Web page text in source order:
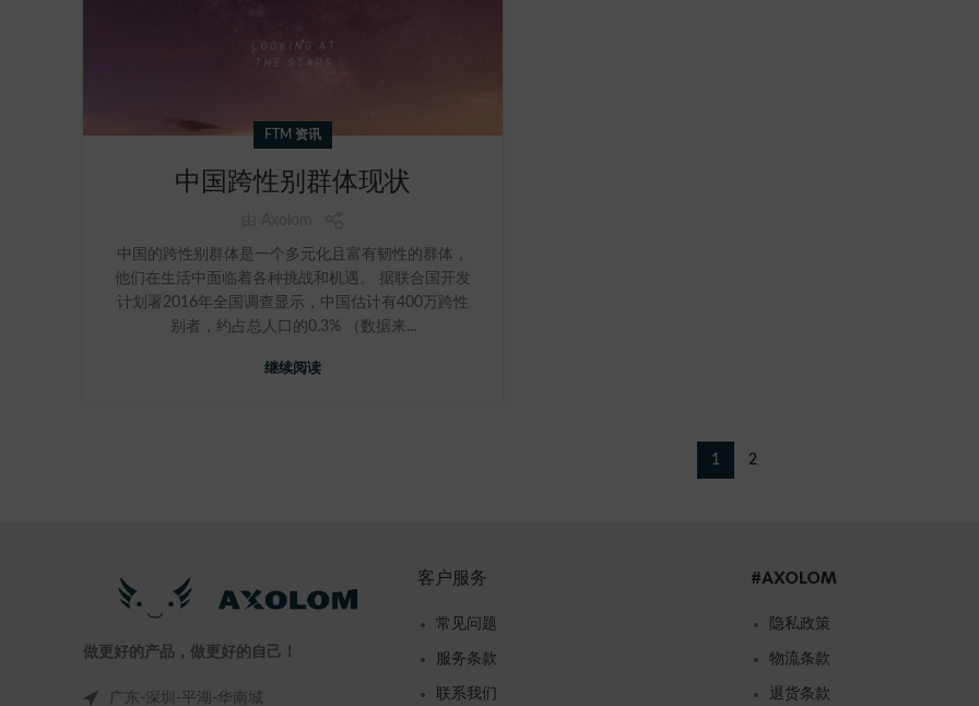
FTM 资讯
中国跨性别群体现状
中国的跨性别群体是一个多元化且富有韧性的群体，
他们在生活中面临着各种挑战和机遇。 据联合国开发
计划署2016年全国调查显示，中国估计有400万跨性
别者，约占总人口的0.3% （数据来...
继续阅读
1 2
做更好的产品，做更好的自己！
广东-深圳-平湖-华南城
客户服务
常见问题
服务条款
联系我们
#AXOLOM
隐私政策
物流条款
退货条款